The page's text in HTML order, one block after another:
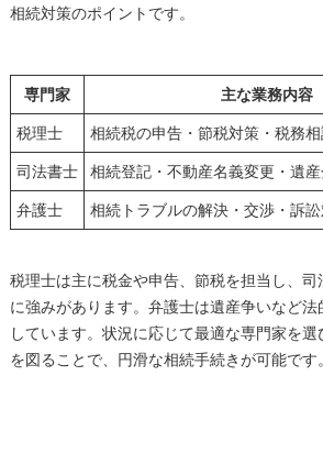
相続対策のポイントです。
専門家
主な業務内容
税理士
相続税の申告・節税対策・税務
司法書士 相続登記・不動産名義変更・遺
弁護士
相続トラブルの解決・交渉・訴
税理士は主に税金や申告、節税を担当し、
に強みがあります。弁護士は遺産争いなど
しています。状況に応じて最適な専門家を
を図ることで、円滑な相続手続きが可能です。